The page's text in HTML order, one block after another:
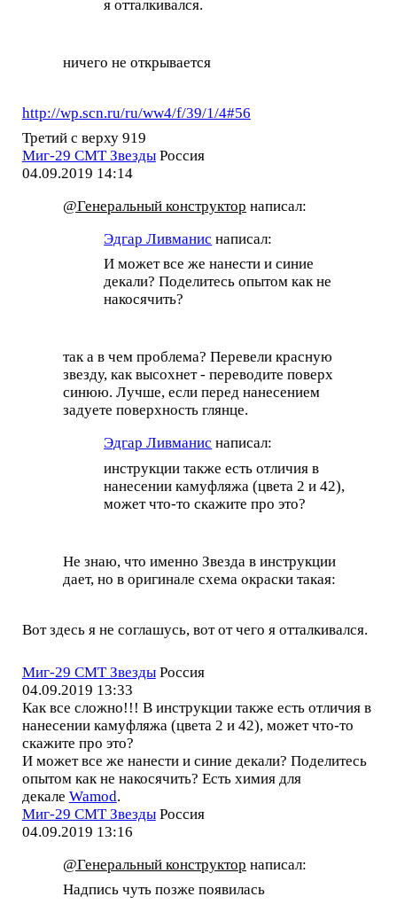
я отталкивался.
ничего не открывается
http://wp.scn.ru/ru/ww4/f/39/1/4#56
Третий с верху 919
Миг-29 СМТ Звезды Россия
04.09.2019 14:14
@Генеральный конструктор написал:
Эдгар Ливманис написал:
И может все же нанести и синие
декали? Поделитесь опытом как не
накосячить?
так а в чем проблема? Перевели красную
звезду, как высохнет - переводите поверх
синюю. Лучше, если перед нанесением
задуете поверхность глянце.
Эдгар Ливманис написал:
инструкции также есть отличия в
нанесении камуфляжа (цвета 2 и 42),
может что-то скажите про это?
Не знаю, что именно Звезда в инструкции
дает, но в оригинале схема окраски такая:
Вот здесь я не соглашусь, вот от чего я отталкивался.
Миг-29 СМТ Звезды Россия
04.09.2019 13:33
Как все сложно!!! В инструкции также есть отличия в
нанесении камуфляжа (цвета 2 и 42), может что-то
скажите про это?
И может все же нанести и синие декали? Поделитесь
опытом как не накосячить? Есть химия для
декале Wamod.
Миг-29 СМТ Звезды Россия
04.09.2019 13:16
@Генеральный конструктор написал:
Надпись чуть позже появилась